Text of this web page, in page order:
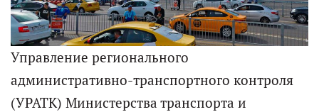
Управление регионального
административно-транспортного контроля
(УРАТК) Министерства транспорта и